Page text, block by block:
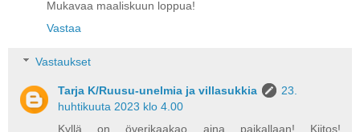
Mukavaa maaliskuun loppua!
Vastaa
Vastaukset
Tarja K/Ruusu-unelmia ja villasukkia
23.
huhtikuuta 2023 klo 4.00
Kyllä on överikaakao aina paikallaan! Kiitos!